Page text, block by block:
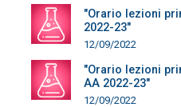
"Orario lezioni
2022-23"
12/09/2022
"Orario lezioni
AA 2022-23"
12/09/2022